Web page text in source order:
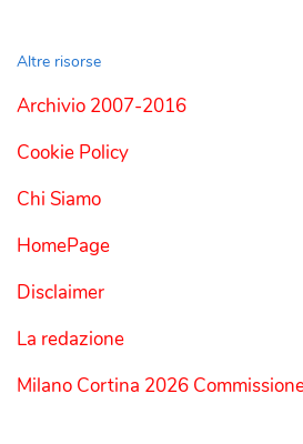
Altre risorse
Archivio 2007-2016
Cookie Policy
Chi Siamo
HomePage
Disclaimer
La redazione
Milano Cortina 2026